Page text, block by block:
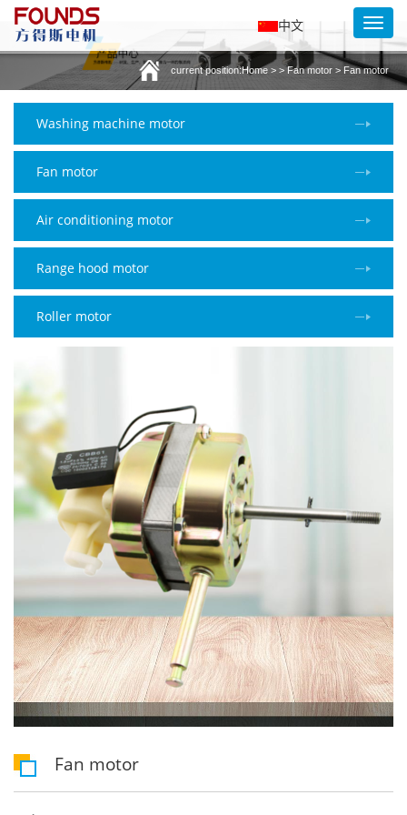
中文
current position:Home > > Fan motor > Fan motor
Washing machine motor
Fan motor
Air conditioning motor
Range hood motor
Roller motor
Fan motor